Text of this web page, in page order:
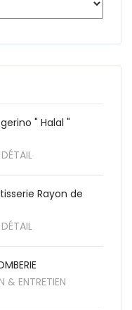
" Halal "
Rayon de
& ENTRETIEN